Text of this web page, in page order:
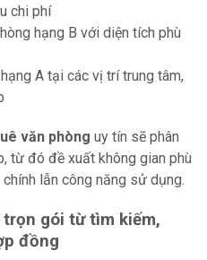
chi phí
hạng B với diện tích phù
A tại các vị trí trung tâm,
văn phòng uy tín sẽ phân
từ đó đề xuất không gian phù
lẫn công năng sử dụng.
gói từ tìm kiếm,
đồng